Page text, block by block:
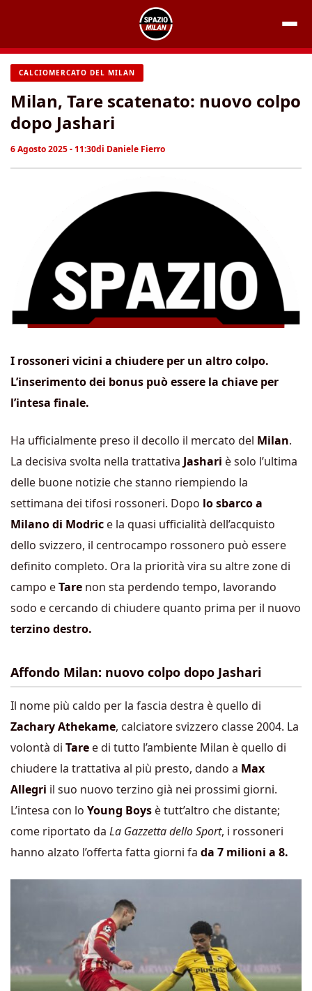
contenuto
CALCIOMERCATO DEL MILAN
Milan, Tare scatenato: nuovo colpo
dopo Jashari
6 Agosto 2025 - 11:30di Daniele Fierro
I rossoneri vicini a chiudere per un altro colpo.
L’inserimento dei bonus può essere la chiave per
l’intesa finale.
Ha ufficialmente preso il decollo il mercato del Milan.
La decisiva svolta nella trattativa Jashari è solo l’ultima
delle buone notizie che stanno riempiendo la
settimana dei tifosi rossoneri. Dopo lo sbarco a
Milano di Modric e la quasi ufficialità dell’acquisto
dello svizzero, il centrocampo rossonero può essere
definito completo. Ora la priorità vira su altre zone di
campo eTare non sta perdendo tempo, lavorando
sodo e cercando di chiudere quanto prima per il nuovo
terzino destro.
Affondo Milan: nuovo colpo dopo Jashari
Il nome più caldo per la fascia destra è quello di
Zachary Athekame, calciatore svizzero classe 2004. La
volontà di Tare e di tutto l’ambiente Milan è quello di
chiudere la trattativa al più presto, dando a Max
Allegri il suo nuovo terzino già nei prossimi giorni.
L’intesa con lo Young Boys è tutt’altro che distante;
come riportato da La Gazzetta dello Sport, i rossoneri
hanno alzato l’offerta fatta giorni fa da 7 milioni a 8.